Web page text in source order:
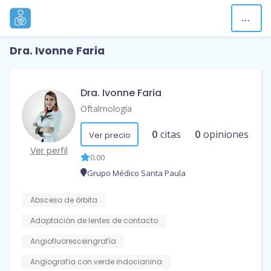
Dra. Ivonne Faria
Ver perfil
Dra. Ivonne Faria
Oftalmología
Ver precio 0 citas 0 opiniones
0.00
Grupo Médico Santa Paula
Absceso de órbita
Adaptación de lentes de contacto
Angiofluoresceingrafía
Angiografía con verde indocianina